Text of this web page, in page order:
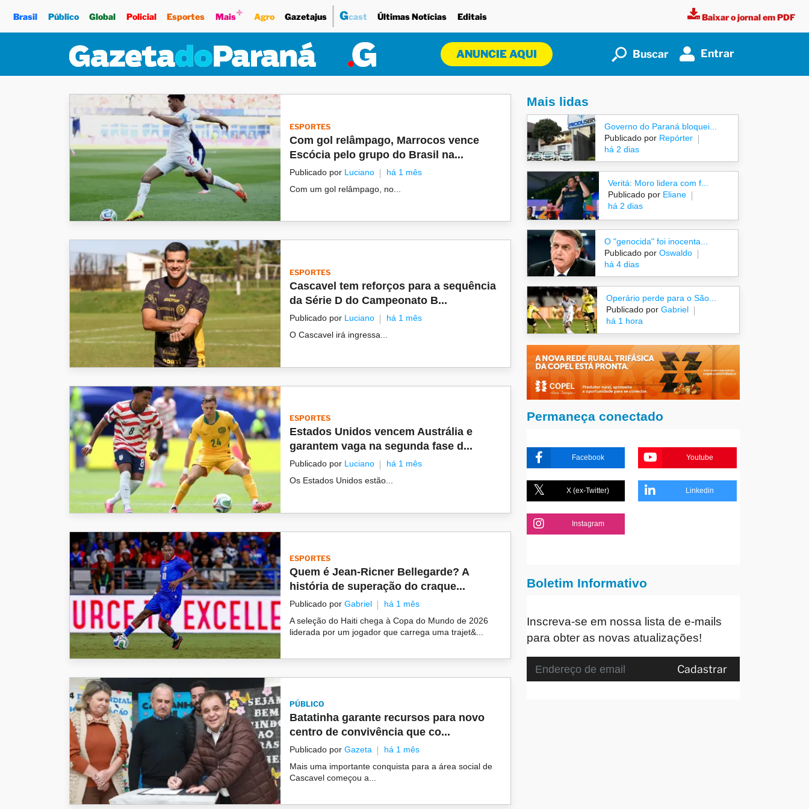
Brasil Público Global Policial Esportes Mais+ Agro Gazetajus Gcast Últimas Notícias Editais Baixar o jornal em PDF
ANUNCIE AQUI Buscar Entrar
ESPORTES
Com gol relâmpago, Marrocos vence
Escócia pelo grupo do Brasil na...
Publicado por Luciano
há 1 mês
Com um gol relâmpago, no...
ESPORTES
Cascavel tem reforços para a sequência
da Série D do Campeonato B...
Publicado por Luciano
há 1 mês
O Cascavel irá ingressa...
ESPORTES
Estados Unidos vencem Austrália e
garantem vaga na segunda fase d...
Publicado por Luciano
há 1 mês
Os Estados Unidos estão...
ESPORTES
Quem é Jean-Ricner Bellegarde? A
história de superação do craque...
Publicado porGabriel
há 1 mês
A seleção do Haiti chega à Copa do Mundo de 2026
liderada por um jogador que carrega uma trajet&...
PÚBLICO
Batatinha garante recursos para novo
centro de convivência que co...
Publicado porGazeta
há 1 mês
Mais uma importante conquista para a área social de
Cascavel começou a...
Mais lidas
Governo do Paraná bloquei...
Publicado por Repórter
há 2 dias
Veritá: Moro lidera com f...
Publicado porEliane
há 2 dias
O "genocida" foi inocenta...
Publicado por Oswaldo
há 4 dias
Operário perde para o São...
Publicado por Gabriel
há 1 hora
Permaneça conectado
Facebook Youtube
X (ex-Twitter) Linkedin
Instagram
Boletim Informativo
Inscreva-se em nossa lista de e-mails
para obter as novas atualizações!
Cadastrar